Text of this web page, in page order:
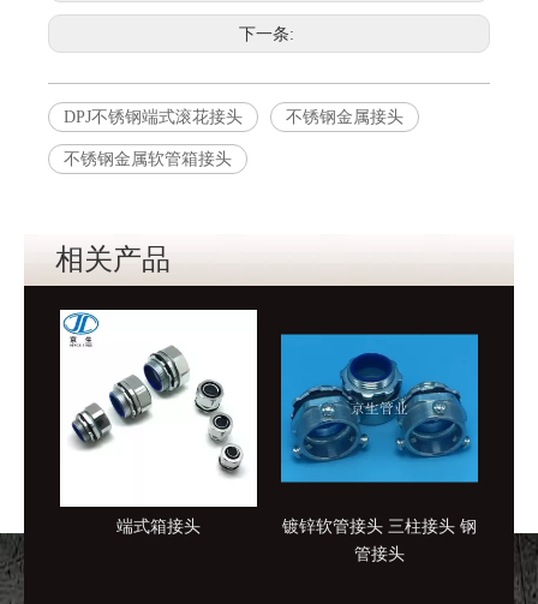
下一条:
DPJ不锈钢端式滚花接头 不锈钢金属接头
不锈钢金属软管箱接头
相关产品
端式箱接头
镀锌软管接头 三柱接头 钢
管接头